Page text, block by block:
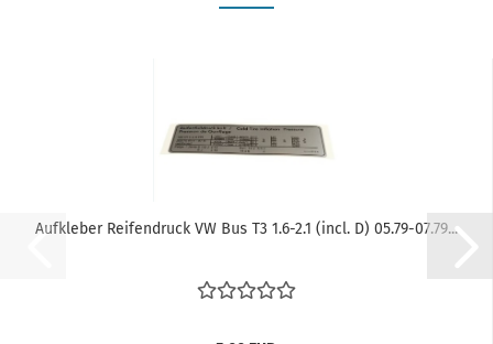
Aufkleber Reifendruck VW Bus T3 1.6-2.1 (incl. D) 05.79-07.79...